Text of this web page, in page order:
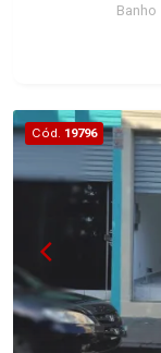
Banho
Cód. 19796